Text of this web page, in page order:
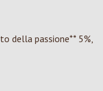
della passione** 5%,